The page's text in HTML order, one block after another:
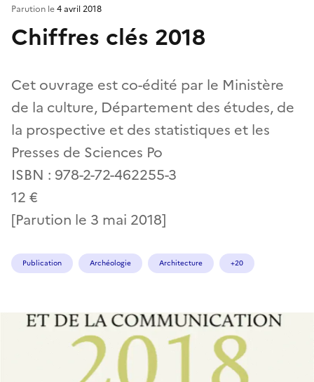
Chiffres clés 2018
Cet ouvrage est co-édité par le Ministère
de la culture, Département des études, de
la prospective et des statistiques et les
Presses de Sciences Po
ISBN : 978-2-72-462255-3
12 €
[Parution le 3 mai 2018]
Parution le4 avril 2018
Publication Archéologie Architecture +20